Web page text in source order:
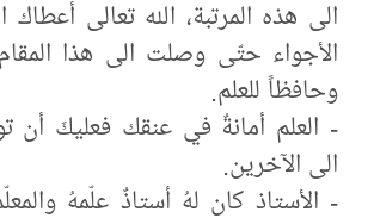
الى هذه المرتبة، الله تعالى
الأجواء حتّى وصلت الى هذا
وحافظاً للعلم.
- العلم أمانةٌ في عنقك فعليكَ أن
الى الآخرين.
- الأستاذ كان لهُ أستاذٌ علّمهُ